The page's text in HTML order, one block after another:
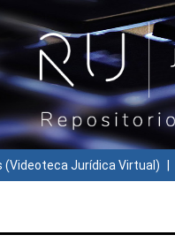
(Videoteca Jurídica Virtual)